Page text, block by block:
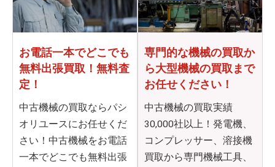
お電話一本でどこでも
無料出張買取！無料査
定！
中古機械の買取ならパシ
オリユースにお任せくだ
さい！中古機械をお電話
一本でどこでも無料出張
専門的な機械の買取か
ら大型機械の買取まで
お任せください！
中古機械の買取実績
30,000社以上！発電機、
コンプレッサー、溶接機
買取から専門機械工具、